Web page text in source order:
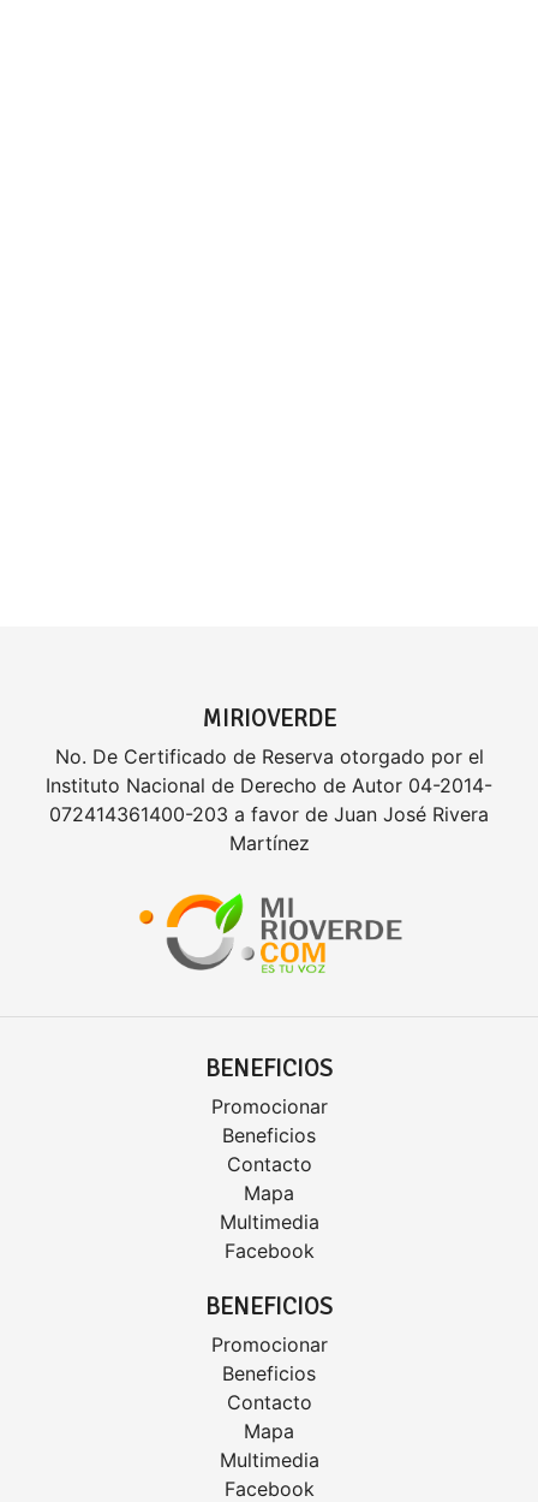
MIRIOVERDE
No. De Certificado de Reserva otorgado por el
Instituto Nacional de Derecho de Autor 04-2014-
072414361400-203 a favor de Juan José Rivera
Martínez
BENEFICIOS
Promocionar
Beneficios
Contacto
Mapa
Multimedia
Facebook
BENEFICIOS
Promocionar
Beneficios
Contacto
Mapa
Multimedia
Facebook